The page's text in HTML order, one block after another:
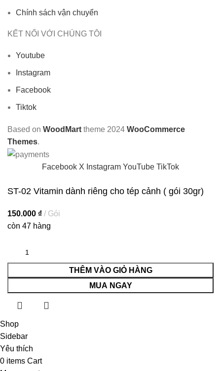
Chính sách vận chuyển
KẾT NỐI VỚI CHÚNG TÔI
Youtube
Instagram
Facebook
Tiktok
Based on WoodMart theme 2024 WooCommerce
Themes.
Facebook X Instagram YouTube TikTok
ST-02 Vitamin dành riêng cho tép cảnh ( gói 30gr)
150.000 ₫
Gói
còn 47 hàng
THÊM VÀO GIỎ HÀNG
MUA NGAY
Shop
Sidebar
Yêu thích
0 items Cart